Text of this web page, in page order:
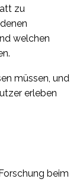
zu
welchen
müssen, und
erleben
beim